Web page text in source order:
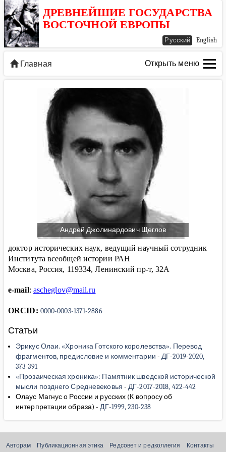
ДРЕВНЕЙШИЕ ГОСУДАРСТВА
ВОСТОЧНОЙ ЕВРОПЫ
Русский English
Главная Открыть меню
Андрей Джолинардович Щеглов
доктор исторических наук, ведущий научный сотрудник
Института всеобщей истории РАН
Москва, Россия, 119334, Ленинский пр-т, 32А
e-mail: ascheglov@mail.ru
ORCID: 0000-0003-1371-2886
Статьи
Эрикус Олаи. «Хроника Готского королевства». Перевод
фрагментов, предисловие и комментарии - ДГ-2019-2020,
373-391
«Прозаическая хроника»: Памятник шведской исторической
мысли позднего Средневековья - ДГ-2017-2018, 422-442
Олаус Магнус о России и русских (К вопросу об
интерпретации образа)- ДГ-1999, 230-238
Авторам Публикационная этика Редсовет и редколлегия Контакты